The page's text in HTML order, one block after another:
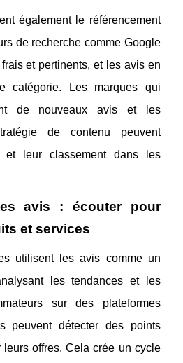
également le référencement
de recherche comme Google
et pertinents, et les avis en
catégorie. Les marques qui
de nouveaux avis et les
de contenu peuvent
et leur classement dans les
avis : écouter pour
et services
utilisent les avis comme un
les tendances et les
sur des plateformes
peuvent détecter des points
offres. Cela crée un cycle